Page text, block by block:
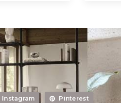
Instagram Pinterest